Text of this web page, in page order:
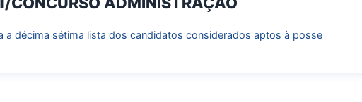
a décima sétima lista dos candidatos considerados aptos à posse